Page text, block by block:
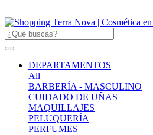
DEPARTAMENTOS
All
BARBERÍA - MASCULINO
CUIDADO DE UÑAS
MAQUILLAJES
PELUQUERÍA
PERFUMES